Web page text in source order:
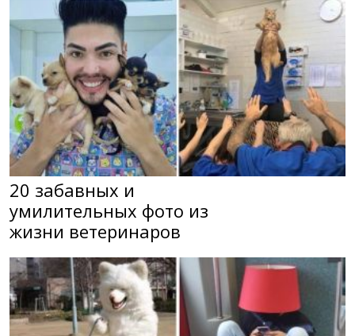
20 забавных и
умилительных фото из
жизни ветеринаров